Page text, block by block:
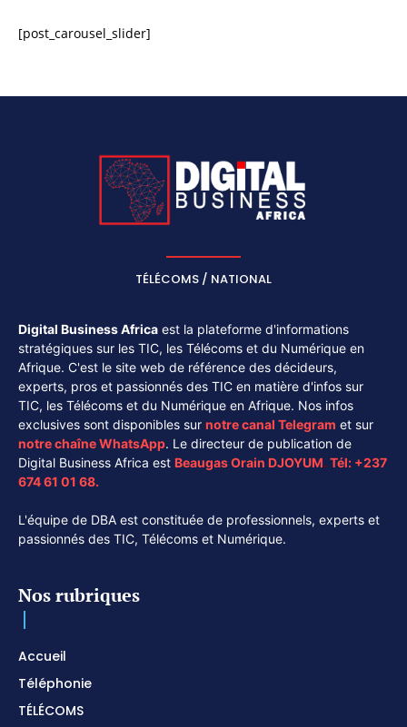
[post_carousel_slider]
TÉLÉCOMS / NATIONAL
Digital Business Africa est la plateforme d'informations
stratégiques sur les TIC, les Télécoms et du Numérique en
Afrique. C'est le site web de référence des décideurs,
experts, pros et passionnés des TIC en matière d'infos sur
TIC, les Télécoms et du Numérique en Afrique. Nos infos
exclusives sont disponibles sur notre canal Telegram et sur
notre chaîneWhatsApp. Le directeur de publication de
Digital Business Africa est Beaugas Orain DJOYUM. Tél: +237
674 61 01 68.
L'équipe de DBA est constituée de professionnels, experts et
passionnés des TIC, Télécoms et Numérique.
Nos rubriques
Accueil
Téléphonie
TÉLÉCOMS